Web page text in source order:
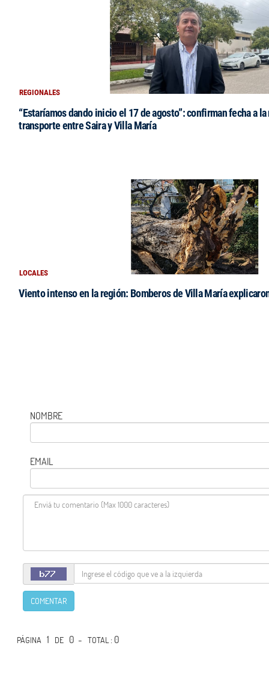
REGIONALES
“Estaríamos dando inicio el 17 de agosto”: confirman fecha a
transporte entre Saira y Villa María
LOCALES
Viento intenso en la región: Bomberos de Villa María
NOMBRE
EMAIL
COMENTAR
PÁGINA 1 DE 0 -TOTAL: 0